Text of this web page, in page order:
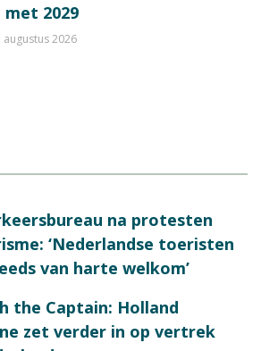
met 2029
augustus 2026
na protesten
‘Nederlandse toeristen
van harte welkom’
the Captain: Holland
zet verder in op vertrek